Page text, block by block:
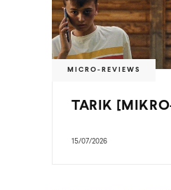
MICRO-REVIEWS
TARIK
15/07/2026